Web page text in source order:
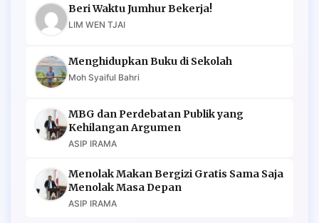
Beri Waktu Jumhur Bekerja!
LIM WEN TJAI
Menghidupkan Buku di Sekolah
Moh Syaiful Bahri
MBG dan Perdebatan Publik yang
Kehilangan Argumen
ASIP IRAMA
Menolak Makan Bergizi Gratis Sama Saja
Menolak Masa Depan
ASIP IRAMA